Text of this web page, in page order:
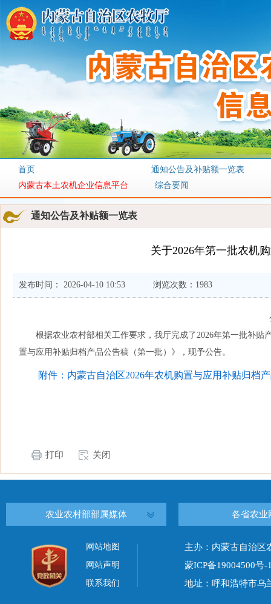
首页
通知公告及补贴额一览表
内蒙古本土农机企业信息平台
综合要闻
通知公告及补贴额一览表
关于2026年第一批农机
发布时间： 2026-04-10 10:53 浏览次数：1983
根据农业农村部相关工作要求，我厅完成了2026年第一批补
置与应用补贴归档产品公告稿（第一批）》，现予公告。
附件：内蒙古自治区2026年农机购置与应用补贴归档
打印 关闭
农业农村部部属媒体 各省农业
网站地图
网站声明
联系我们
主办：内蒙古自治
蒙ICP备19004500号-
地址：呼和浩特市